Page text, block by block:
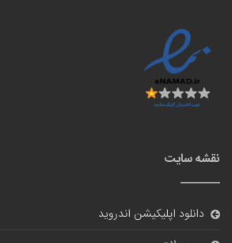
نقشه سایت
دانلود اپلیکیشن اندروید